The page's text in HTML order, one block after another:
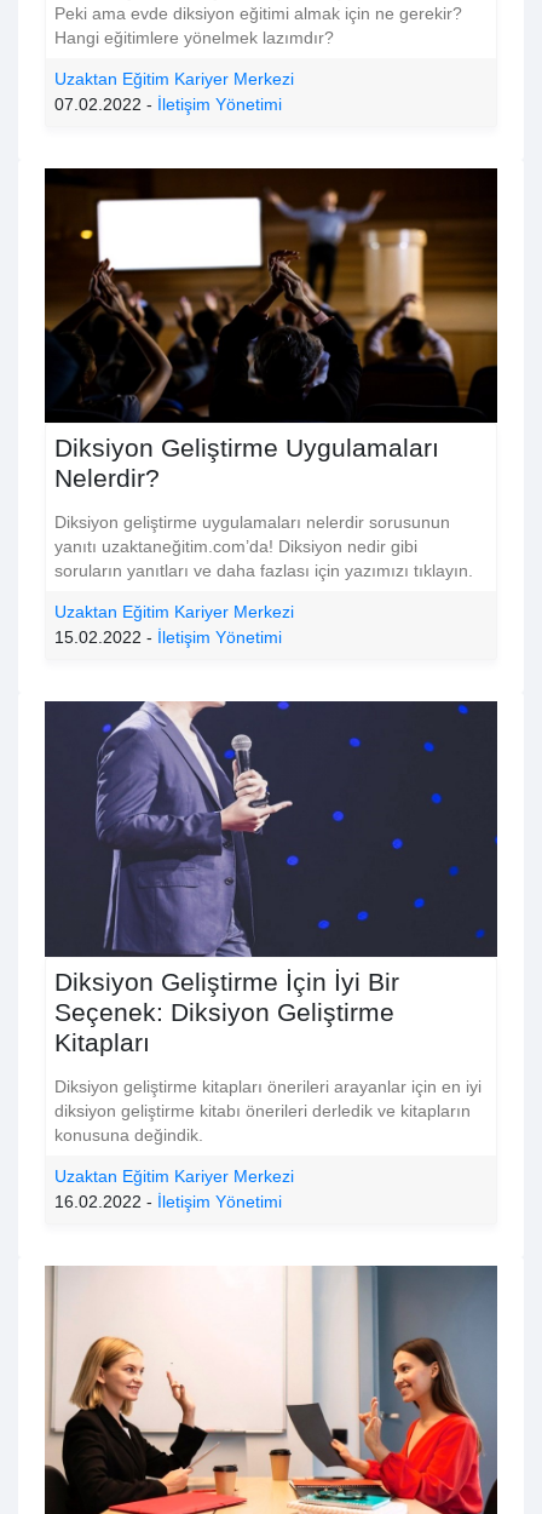
Peki ama evde diksiyon eğitimi almak için ne gerekir?
Hangi eğitimlere yönelmek lazımdır?
Uzaktan Eğitim Kariyer Merkezi
07.02.2022 - İletişim Yönetimi
Diksiyon Geliştirme Uygulamaları
Nelerdir?
Diksiyon geliştirme uygulamaları nelerdir sorusunun
yanıtı uzaktaneğitim.com’da! Diksiyon nedir gibi
soruların yanıtları ve daha fazlası için yazımızı tıklayın.
Uzaktan Eğitim Kariyer Merkezi
15.02.2022 - İletişim Yönetimi
Diksiyon Geliştirme İçin İyi Bir
Seçenek: Diksiyon Geliştirme
Kitapları
Diksiyon geliştirme kitapları önerileri arayanlar için en iyi
diksiyon geliştirme kitabı önerileri derledik ve kitapların
konusuna değindik.
Uzaktan Eğitim Kariyer Merkezi
16.02.2022 - İletişim Yönetimi